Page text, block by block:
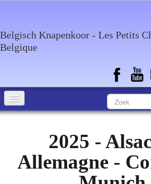
Belgisch Knapenkoor - Les Petits
Belgique
Wie zijn wij?
Media
2025 -
Allemagne -